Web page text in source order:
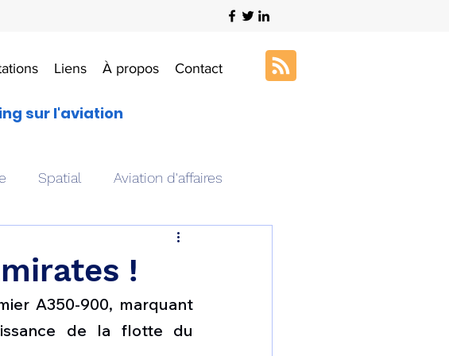
Liens À propos Contact
sur l'aviation
Spatial Aviation d'affaires
Art & Aviation
Formation aéronautique
!
A350-900, marquant
de la flotte du